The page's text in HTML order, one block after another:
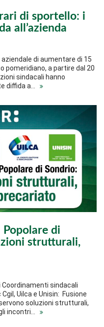
di sportello: i
all’azienda
di aumentare di 15
pomeridiano, a partire dal 20
sindacali hanno
diffida a…
Popolare di
strutturali,
sindacali
Uilca e Unisin: Fusione
soluzioni strutturali,
incontri…